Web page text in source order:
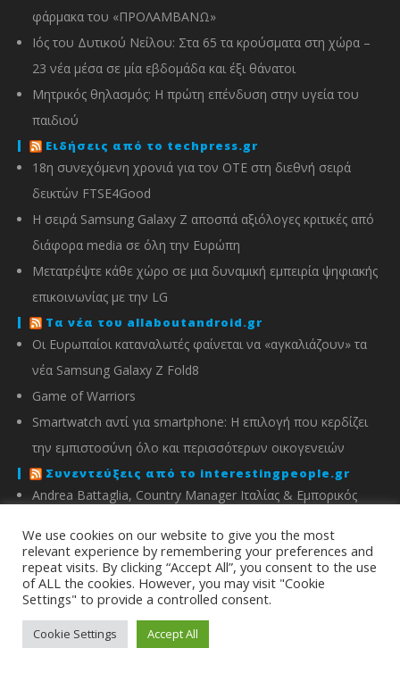
φάρμακα του «ΠΡΟΛΑΜΒΑΝΩ»
Ιός του Δυτικού Νείλου: Στα 65 τα κρούσματα στη χώρα –
23 νέα μέσα σε μία εβδομάδα και έξι θάνατοι
Μητρικός θηλασμός: Η πρώτη επένδυση στην υγεία του
παιδιού
Ειδήσεις από το techpress.gr
18η συνεχόμενη χρονιά για τον ΟΤΕ στη διεθνή σειρά
δεικτών FTSE4Good
Η σειρά Samsung Galaxy Z αποσπά αξιόλογες κριτικές από
διάφορα media σε όλη την Ευρώπη
Μετατρέψτε κάθε χώρο σε μια δυναμική εμπειρία ψηφιακής
επικοινωνίας με την LG
Τα νέα του allaboutandroid.gr
Οι Ευρωπαίοι καταναλωτές φαίνεται να «αγκαλιάζουν» τα
νέα Samsung Galaxy Z Fold8
Game of Warriors
Smartwatch αντί για smartphone: Η επιλογή που κερδίζει
την εμπιστοσύνη όλο και περισσότερων οικογενειών
Συνεντεύξεις από το interestingpeople.gr
Andrea Battaglia, Country Manager Ιταλίας & Εμπορικός
IMOU
Μιχάλης Χειμώνας, Γενικός Διευθυντής ΣΦΕΕ
info@energyin.gr
We use cookies on our website to give you the most
relevant experience by remembering your preferences and
repeat visits. By clicking “Accept All”, you consent to the use
of ALL the cookies. However, you may visit "Cookie
Settings" to provide a controlled consent.
Cookie Settings Accept All